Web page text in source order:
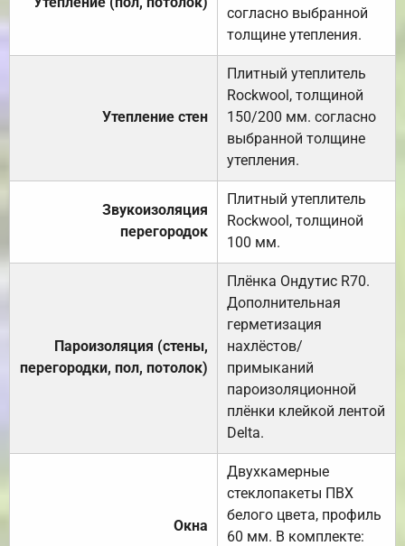
согласно выбранной
толщине утепления.
Утепление стен
Плитный утеплитель
Rockwool, толщиной
150/200 мм. согласно
выбранной толщине
утепления.
Звукоизоляция
перегородок
Плитный утеплитель
Rockwool, толщиной
100 мм.
Пароизоляция (стены,
перегородки, пол, потолок)
Плёнка Ондутис R70.
Дополнительная
герметизация
нахлёстов/
примыканий
пароизоляционной
плёнки клейкой лентой
Delta.
Окна
Двухкамерные
стеклопакеты ПВХ
белого цвета, профиль
60 мм. В комплекте: